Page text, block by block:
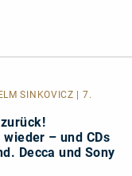
SINKOVICZ | 7.
– und CDs
Decca und Sony